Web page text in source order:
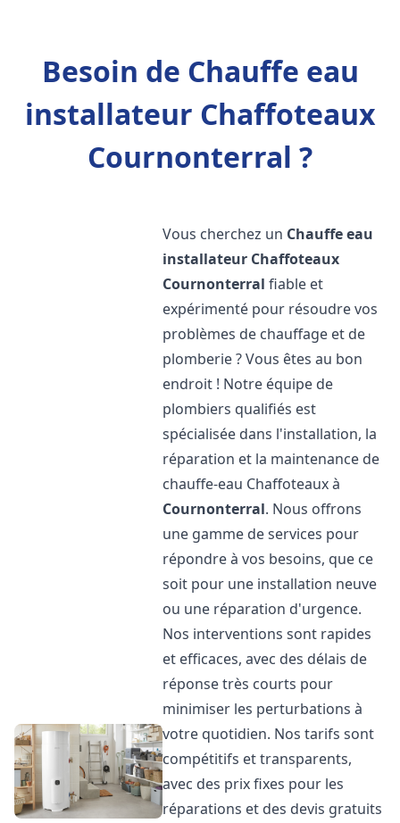
Besoin de Chauffe eau
installateur Chaffoteaux
Cournonterral ?
Vous cherchez un Chauffe eau
installateur Chaffoteaux
Cournonterral fiable et
expérimenté pour résoudre vos
problèmes de chauffage et de
plomberie ? Vous êtes au bon
endroit ! Notre équipe de
plombiers qualifiés est
spécialisée dans l'installation, la
réparation et la maintenance de
chauffe-eau Chaffoteaux à
Cournonterral. Nous offrons
une gamme de services pour
répondre à vos besoins, que ce
soit pour une installation neuve
ou une réparation d'urgence.
Nos interventions sont rapides
et efficaces, avec des délais de
réponse très courts pour
minimiser les perturbations à
votre quotidien. Nos tarifs sont
compétitifs et transparents,
avec des prix fixes pour les
réparations et des devis gratuits